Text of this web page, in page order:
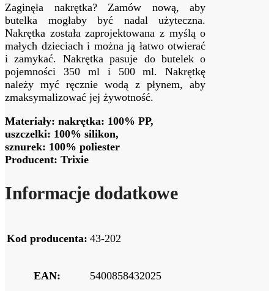
Zaginęła nakrętka? Zamów nową, aby
butelka mogłaby być nadal użyteczna.
Nakrętka została zaprojektowana z myślą o
małych dzieciach i można ją łatwo otwierać
i zamykać. Nakrętka pasuje do butelek o
pojemności 350 ml i 500 ml. Nakrętkę
należy myć ręcznie wodą z płynem, aby
zmaksymalizować jej żywotność.
Materiały: nakrętka: 100% PP,
uszczelki: 100% silikon,
sznurek: 100% poliester
Producent: Trixie
Informacje dodatkowe
Kod producenta: 43-202
EAN: 5400858432025